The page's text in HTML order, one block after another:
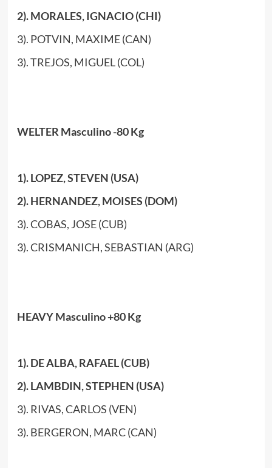
2). MORALES, IGNACIO (CHI)
3). POTVIN, MAXIME (CAN)
3). TREJOS, MIGUEL (COL)
WELTER Masculino -80 Kg
1). LOPEZ, STEVEN (USA)
2).HERNANDEZ, MOISES (DOM)
3). COBAS, JOSE (CUB)
3). CRISMANICH, SEBASTIAN (ARG)
HEAVY Masculino +80 Kg
1). DE ALBA, RAFAEL (CUB)
2). LAMBDIN, STEPHEN (USA)
3). RIVAS, CARLOS (VEN)
3). BERGERON, MARC (CAN)